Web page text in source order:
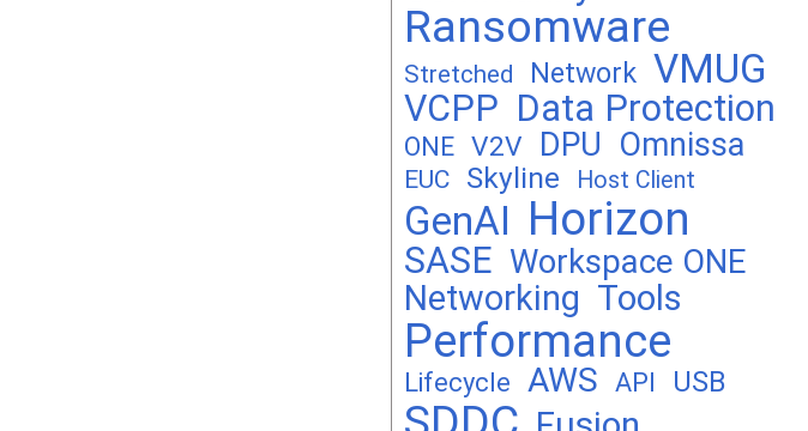
Ransomware
Stretched Network VMUG
VCPP Data Protection
ONE V2V DPU Omnissa
EUC Skyline Host Client
GenAI Horizon
SASE Workspace ONE
Networking Tools
Performance
Lifecycle AWS API USB